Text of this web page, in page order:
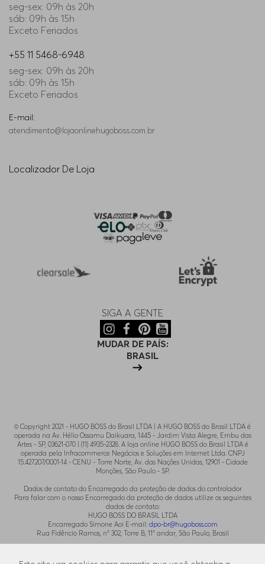
seg-sex: 09h às 20h
sáb: 09h às 15h
Exceto Feriados
+55 11 5468-6948
seg-sex: 09h às 20h
sáb: 09h às 15h
Exceto Feriados
E-mail:
atendimento@lojaonlinehugoboss.com.br
Localizador De Loja
SIGA A GENTE
MUDAR DE PAÍS:
BRASIL
© Copyright 2021 - HUGO BOSS do Brasil LTDA | A HUGO BOSS do Brasil LTDA é
operada na Av. Hélio Ossamu Daikuara, 1445 - Jardim Vista Alegre, Embu das
Artes - SP, 03621-070 | (11) 4935-2328. A loja online HUGO BOSS do Brasil LTDA é
operada pela Infracommerce Negócios e Soluções em Internet Ltda. CNPJ
15.427.207/0001-14 - CENU - Torre Norte, Av. das Nações Unidas, 12901 - Cidade
Monções, São Paulo - SP.
.
Dados de contato do Encarregado da proteção de dados do controlador
Para falar com o nosso Encarregado da proteção de dados utilize os seguintes
dados de contato:
HUGO BOSS DO BRASIL LTDA
Encarregado Simone Aoi E-mail: dpo-br@hugoboss.com
Rua Fidêncio Ramos, n° 302, Torre B, 11° andar, São Paulo, Brasil
Para contato com o SAC utilize o email